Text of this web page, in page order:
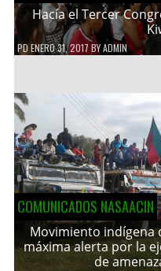
Hacía el Tercer
PDENERO 31, 2017 BYADMIN
COMUNICADOS NASAACIN
Movimiento indígena
máxima alerta por la
de